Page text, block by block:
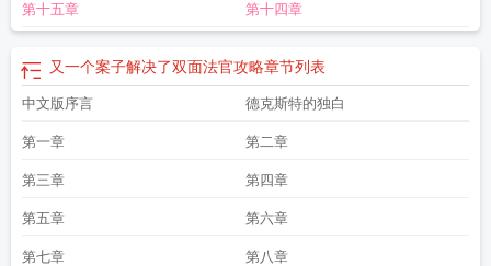
第十五章 第十四章
又一个案子解决了双面法官攻略章节列表
中文版序言 德克斯特的独白
第一章 第二章
第三章 第四章
第五章 第六章
第七章 第八章